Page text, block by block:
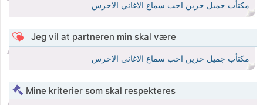
مكتأب جميل حزين احب سماع الاغاني الاخرس
Jeg vil at partneren min skal være
مكتأب جميل حزين احب سماع الاغاني الاخرس
Mine kriterier som skal respekteres